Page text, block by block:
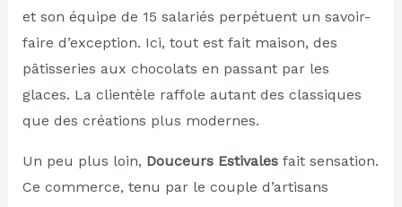
et son équipe de 15 salariés perpétuent un savoir-
faire d’exception. Ici, tout est fait maison, des
pâtisseries aux chocolats en passant par les
glaces. La clientèle raffole autant des classiques
que des créations plus modernes.
Un peu plus loin, Douceurs Estivalesfait sensation.
Ce commerce, tenu par le couple d’artisans